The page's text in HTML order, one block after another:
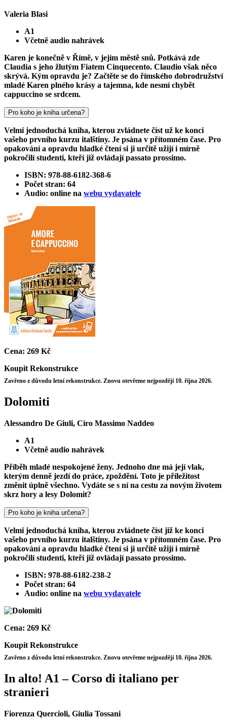
Valeria Blasi
A1
Včetně audio nahrávek
Karen je konečně v Římě, v jejím městě snů. Potkává zde
Claudia s jeho žlutým Fiatem Cinquecento. Claudio však něco
skrývá. Kým opravdu je? Začtěte se do římského dobrodružství
mladé Karen plného krásy a tajemna, kde nesmí chybět
cappuccino se srdcem.
Pro koho je kniha určena?
Velmi jednoduchá kniha, kterou zvládnete číst už ke konci
vašeho prvního kurzu italštiny. Je psána v přítomném čase. Pro
opakování a opravdu hladké čtení si ji určitě užijí i mírně
pokročilí studenti, kteří již ovládají passato prossimo.
ISBN: 978-88-6182-368-6
Počet stran: 64
Audio: online na webu vydavatele
Cena: 269 Kč
KoupitRekonstrukce
Zavřeno z důvodu letní rekonstrukce. Znovu otevřeme nejpozději 10. října 2026.
Dolomiti
Alessandro De Giuli, Ciro Massimo Naddeo
A1
Včetně audio nahrávek
Příběh mladé nespokojené ženy. Jednoho dne má její vlak,
kterým denně jezdí do práce, zpoždění. Toto je příležitost
změnit úplně všechno. Vydáte se s ní na cestu za novým životem
skrz hory a lesy Dolomit?
Pro koho je kniha určena?
Velmi jednoduchá kniha, kterou zvládnete číst již ke konci
vašeho prvního kurzu italštiny. Je psána v přítomném čase. Pro
opakování a opravdu hladké čtení si ji určitě užijí i mírně
pokročilí studenti, kteří již ovládají passato prossimo.
ISBN: 978-88-6182-238-2
Počet stran: 64
Audio: online na webu vydavatele
Cena: 269 Kč
Koupit Rekonstrukce
Zavřeno z důvodu letní rekonstrukce. Znovu otevřeme nejpozději 10. října 2026.
In alto! A1 – Corso di italiano per
stranieri
Fiorenza Quercioli, Giulia Tossani